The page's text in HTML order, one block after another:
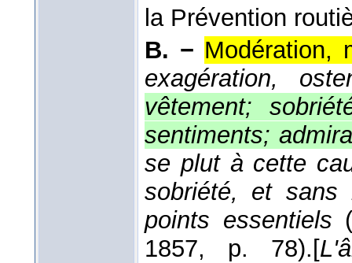
la Prévention
B. − Modération,
exagération,
vêtement;
sentiments;
se plut à cette
sobriété, et sans
points essentiels (
1857, p. 78).[